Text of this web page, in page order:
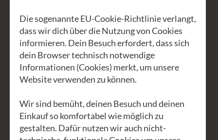
Ich (Heini) werde Christoph Singer mein
Leben lang dankbar sein, dass er mich in
einem seiner ersten Seminare in dieses
stille Sitzen eingeführt hat. Christoph
sagt: „Stille als offene Weite erleben,
dazu bedarf es innerer Ruhe. Ein
altbewährter Übungsweg ist das
bewusste Sitzen. Das Zazen.“ Im Zazen
Die sogenannte EU-Cookie-Richtlinie verlangt,
dass wir dich über die Nutzung von Cookies
informieren. Dein Besuch erfordert, dass sich
dein Browser technisch notwendige
Informationen (Cookies) merkt, um unsere
Website verwenden zu können.
Wir sind bemüht, deinen Besuch und deinen
Einkauf so komfortabel wie möglich zu
gestalten. Dafür nutzen wir auch nicht-